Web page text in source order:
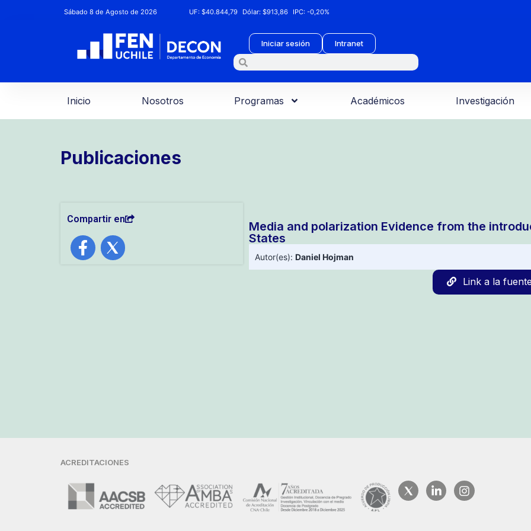
Sábado 8 de Agosto de 2026 UF:$40.844,79 Dólar:$913,86 IPC:-0,20%
Iniciar sesión Intranet
Inicio Nosotros Programas Académicos Investigación
Publicaciones
Compartir en
Media and polarization Evidence from the
States
Autor(es): Daniel Hojman
Link a la
ACREDITACIONES